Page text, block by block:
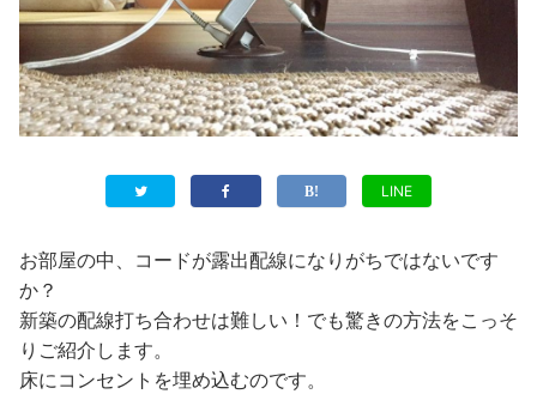
LINE
お部屋の中、コードが露出配線になりがちではないです
か？
新築の配線打ち合わせは難しい！でも驚きの方法をこっそ
りご紹介します。
床にコンセントを埋め込むのです。